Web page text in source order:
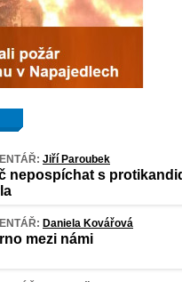
Jiří Paroubek
nepospíchat s
Daniela Kovářová
mezi námi